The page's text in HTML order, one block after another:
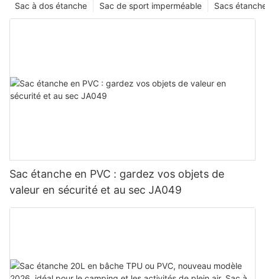
Sacs
Sac de sport imperméable
Sac à dos étanche
Sac étanche en PVC : gardez vos objets de
valeur en sécurité et au sec JA049